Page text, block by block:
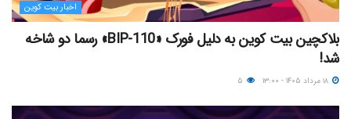
اخبار بیت کوین
بلاکچین بیت کوین به دلیل فورک «BIP-110» رسما دو شاخه
شد!